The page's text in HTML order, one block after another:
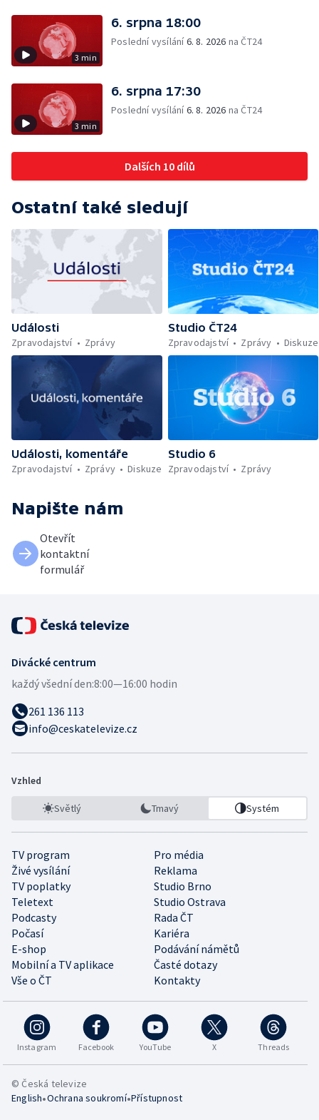
3 min
6. srpna 18:00
Poslední vysílání6. 8. 2026 na ČT24
3 min
6. srpna 17:30
Poslední vysílání6. 8. 2026 na ČT24
Dalších 10 dílů
Ostatní také sledují
Události
Zpravodajství
Zprávy
Studio ČT24
Zpravodajství
Zprávy Diskuze
Události, komentáře
Zpravodajství
Zprávy Diskuze
Studio 6
Zpravodajství
Zprávy
Napište nám
Otevřít
kontaktní
formulář
Divácké centrum
každý všední den:8:00—16:00 hodin
261 136 113
info@ceskatelevize.cz
Vzhled
Světlý Tmavý Systém
TV program
Pro média
Živé vysílání
Reklama
TV poplatky
Studio Brno
Teletext
Studio Ostrava
Podcasty
Rada ČT
Počasí
Kariéra
E-shop
Podávání námětů
Mobilní a TV aplikace
Časté dotazy
Vše o ČT
Kontakty
Instagram Facebook YouTube X Threads
© Česká televize
English•Ochrana soukromí•Přístupnost